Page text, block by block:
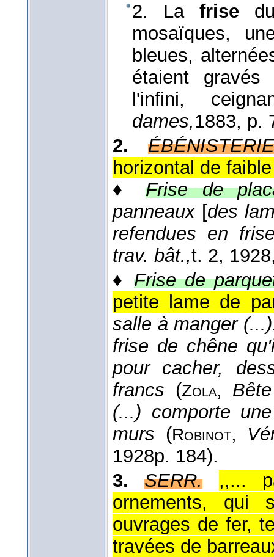
2. La frisedu
mosaïques,
bleues,
étaient
l'infini,
dames,1883, p.
2.
horizontal de
♦Frise de
panneaux [des
refendues en
trav. bât.,t. 2, 1928
♦Frise de
petite lame de
salle à manger
frise de chêne
pour cacher,
francs (Zola,
(...) comporte
murs (Robinot,
1928p. 184).
3.
SERR.
,,...
ornements, qui
ouvrages de fer,
travées de